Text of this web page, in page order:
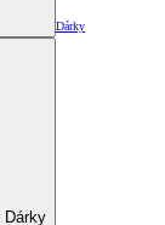
Dárky
Dárky